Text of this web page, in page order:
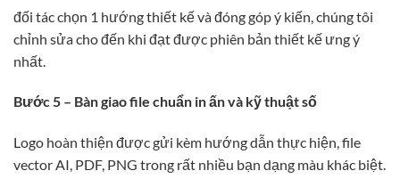
đối tác chọn 1 hướng thiết kế và đóng góp ý kiến, chúng tôi
chỉnh sửa cho đến khi đạt được phiên bản thiết kế ưng ý
nhất.
Bước 5 – Bàn giao file chuẩn in ấn và kỹ thuật số
Logo hoàn thiện được gửi kèm hướng dẫn thực hiện, file
vector AI, PDF, PNG trong rất nhiều bạn dạng màu khác biệt.